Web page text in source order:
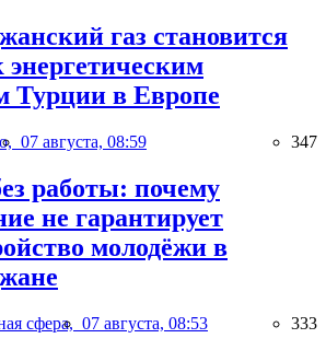
газ становится
Турции в Европе
07 августа, 08:59 347
работы: почему
не гарантирует
молодёжи в
сфера, 07 августа, 08:53 333